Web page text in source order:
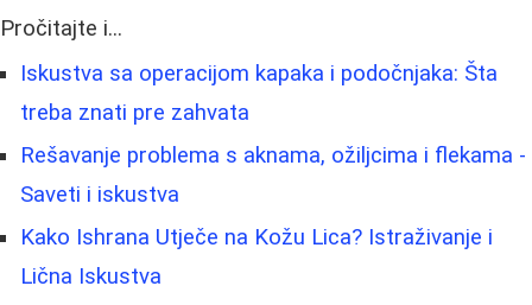
Pročitajte i...
Iskustva sa operacijom kapaka i podočnjaka: Šta
treba znati pre zahvata
Rešavanje problema s aknama, ožiljcima i flekama -
Saveti i iskustva
Kako Ishrana Utječe na Kožu Lica? Istraživanje i
Lična Iskustva